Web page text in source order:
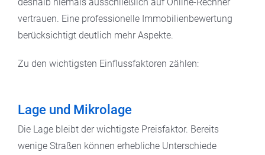
vertrauen. Eine professionelle Immobilienbewertung
berücksichtigt deutlich mehr Aspekte.
Zu den wichtigsten Einflussfaktoren zählen:
Lage und Mikrolage
Die Lage bleibt der wichtigste Preisfaktor. Bereits
wenige Straßen können erhebliche Unterschiede